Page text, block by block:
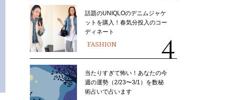
話題のUNIQLOのデニムジャケ
ットを購入！春気分投入のコー
ディネート
FASHION
当たりすぎて怖い！あなたの今
週の運勢（2/23〜3/1）を数秘
術占いで占います